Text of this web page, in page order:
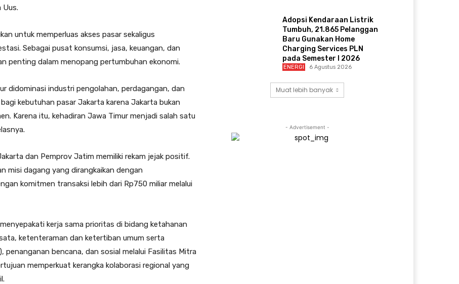
Uus.
untuk memperluas akses pasar sekaligus
Sebagai pusat konsumsi, jasa, keuangan, dan
penting dalam menopang pertumbuhan ekonomi.
didominasi industri pengolahan, perdagangan, dan
kebutuhan pasar Jakarta karena Jakarta bukan
Karena itu, kehadiran Jawa Timur menjadi salah satu
dan Pemprov Jatim memiliki rekam jejak positif.
misi dagang yang dirangkaikan dengan
komitmen transaksi lebih dari Rp750 miliar melalui
kerja sama prioritas di bidang ketahanan
ketenteraman dan ketertiban umum serta
bencana, dan sosial melalui Fasilitas Mitra
memperkuat kerangka kolaborasi regional yang
Adopsi Kendaraan Listrik
Tumbuh, 21.865 Pelanggan
Baru Gunakan Home
Charging Services PLN
pada Semester I 2026
ENERGI 6 Agustus 2026
Muat lebih banyak
- Advertisement -